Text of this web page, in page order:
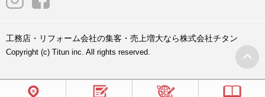
工務店・リフォーム会社の集客・売上増大なら株式会社チタン
Copyright (c) Titun inc. All rights reserved.